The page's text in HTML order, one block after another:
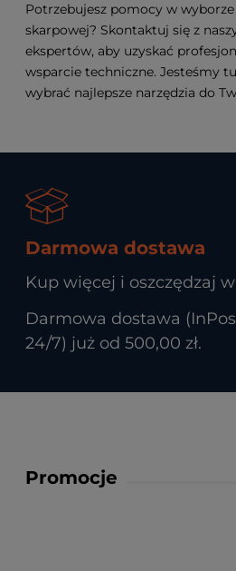
Potrzebujesz pomocy w
skarpowej? Skontaktuj się z
ekspertów, aby uzyskać
wsparcie techniczne. Jesteśmy
wybrać najlepsze narzędzia do
Darmowa dostawa
Kup więcej i oszczędzaj
Darmowa dostawa
24/7) już od 500,00 zł.
Promocje